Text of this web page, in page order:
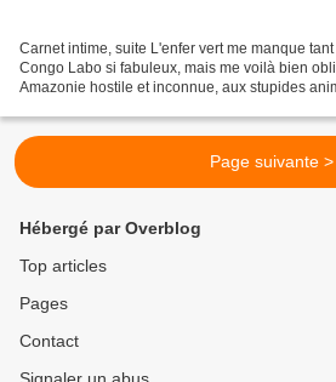
Carnet intime, suite L'enfer vert me manque
Congo Labo si fabuleux, mais me voilà bien
Amazonie hostile et inconnue, aux stupides
Page suivante >
Hébergé par Overblog
Top articles
Pages
Contact